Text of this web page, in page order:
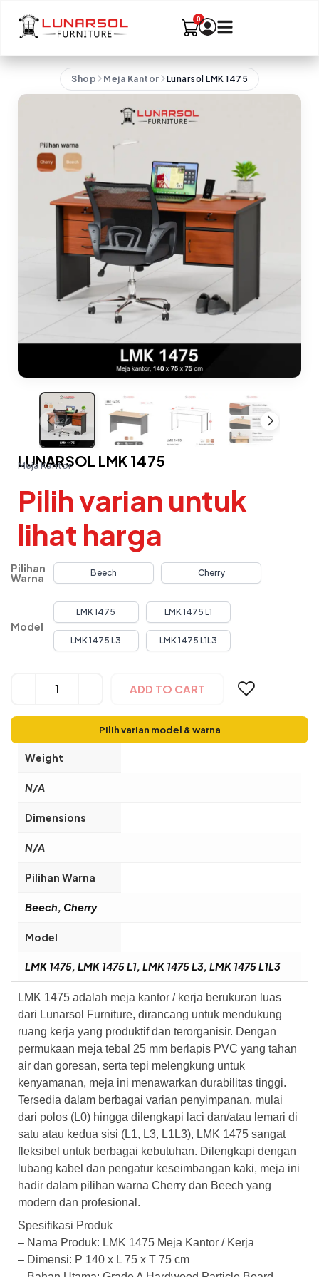
Shop Meja Kantor Lunarsol LMK 1475
LUNARSOL LMK 1475
Meja Kantor
Pilih varian untuk
lihat harga
Pilihan
Warna Beech Cherry
Model
LMK 1475 LMK 1475 L1
LMK 1475 L3 LMK 1475 L1L3
ADD TO CART
Pilih varian model & warna
Weight
N/A
Dimensions
N/A
Pilihan Warna
Beech, Cherry
Model
LMK 1475, LMK 1475 L1, LMK 1475 L3, LMK 1475 L1L3
LMK 1475 adalah meja kantor / kerja berukuran luas
dari Lunarsol Furniture, dirancang untuk mendukung
ruang kerja yang produktif dan terorganisir. Dengan
permukaan meja tebal 25 mm berlapis PVC yang tahan
air dan goresan, serta tepi melengkung untuk
kenyamanan, meja ini menawarkan durabilitas tinggi.
Tersedia dalam berbagai varian penyimpanan, mulai
dari polos (L0) hingga dilengkapi laci dan/atau lemari di
satu atau kedua sisi (L1, L3, L1L3), LMK 1475 sangat
fleksibel untuk berbagai kebutuhan. Dilengkapi dengan
lubang kabel dan pengatur keseimbangan kaki, meja ini
hadir dalam pilihan warna Cherry dan Beech yang
modern dan profesional.
Spesifikasi Produk
– Nama Produk: LMK 1475 Meja Kantor / Kerja
– Dimensi: P 140 x L 75 x T 75 cm